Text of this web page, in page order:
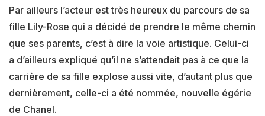
Par ailleurs l’acteur est très heureux du parcours de sa
fille Lily-Rose qui a décidé de prendre le même chemin
que ses parents, c’est à dire la voie artistique. Celui-ci
a d’ailleurs expliqué qu’il ne s’attendait pas à ce que la
carrière de sa fille explose aussi vite, d’autant plus que
dernièrement, celle-ci a été nommée, nouvelle égérie
de Chanel.